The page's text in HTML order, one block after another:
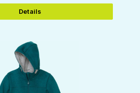
Details